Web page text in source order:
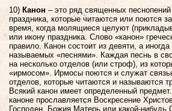
10) Канон – это ряд священных
праздника, которые читаются или поются
время, когда молящиеся целуют
или икону праздника. Слово «канон»
правило. Канон состоит из девяти, а
называемых «песнями». Каждая песнь в
на несколько отделов (или строф), из
«ирмосом». Ирмосы поются и служат
отделов, которые читаются и называются
Всякий канон имеет определенный
каноне прославляется Воскресение
Господен, Божия Матерь или какой-нибудь